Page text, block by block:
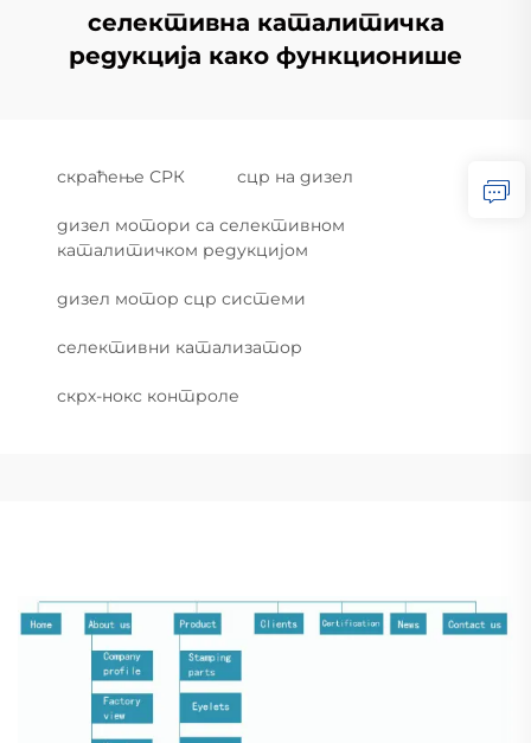
селективна каталитичка
редукција како функционише
скраћење СРК сцр на дизел
дизел мотори са селективном
каталитичком редукцијом
дизел мотор сцр системи
селективни катализатор
скрх-нокс контроле